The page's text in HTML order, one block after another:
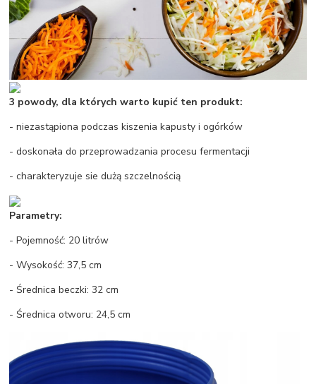
3 powody, dla których warto kupić ten produkt:
- niezastąpiona podczas kiszenia kapusty i ogórków
- doskonała do przeprowadzania procesu fermentacji
- charakteryzuje sie dużą szczelnością
Parametry:
- Pojemność: 20 litrów
- Wysokość: 37,5 cm
- Średnica beczki: 32 cm
- Średnica otworu: 24,5 cm